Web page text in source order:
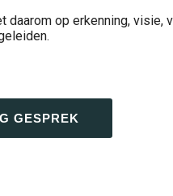
op erkenning,
GESPREK